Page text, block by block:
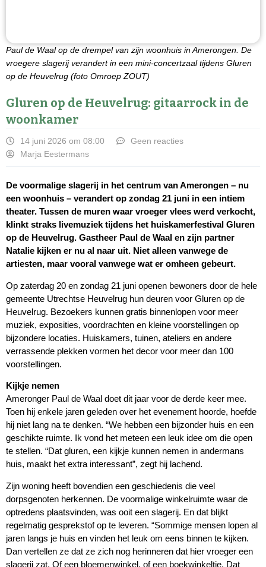
Paul de Waal op de drempel van zijn woonhuis in Amerongen. De
vroegere slagerij verandert in een mini-concertzaal tijdens Gluren
op de Heuvelrug (foto Omroep ZOUT)
Gluren op de Heuvelrug: gitaarrock in de
woonkamer
14 juni 2026 om 08:00
Geen reacties
Marja Eestermans
De voormalige slagerij in het centrum van Amerongen – nu
een woonhuis – verandert op zondag 21 juni in een intiem
theater. Tussen de muren waar vroeger vlees werd verkocht,
klinkt straks livemuziek tijdens het huiskamerfestival Gluren
op de Heuvelrug. Gastheer Paul de Waal en zijn partner
Natalie kijken er nu al naar uit. Niet alleen vanwege de
artiesten, maar vooral vanwege wat er omheen gebeurt.
Op zaterdag 20 en zondag 21 juni openen bewoners door de hele
gemeente Utrechtse Heuvelrug hun deuren voor Gluren op de
Heuvelrug. Bezoekers kunnen gratis binnenlopen voor meer
muziek, exposities, voordrachten en kleine voorstellingen op
bijzondere locaties. Huiskamers, tuinen, ateliers en andere
verrassende plekken vormen het decor voor meer dan 100
voorstellingen.
Kijkje nemen
Ameronger Paul de Waal doet dit jaar voor de derde keer mee.
Toen hij enkele jaren geleden over het evenement hoorde, hoefde
hij niet lang na te denken. “We hebben een bijzonder huis en een
geschikte ruimte. Ik vond het meteen een leuk idee om die open
te stellen. “Dat gluren, een kijkje kunnen nemen in andermans
huis, maakt het extra interessant”, zegt hij lachend.
Zijn woning heeft bovendien een geschiedenis die veel
dorpsgenoten herkennen. De voormalige winkelruimte waar de
optredens plaatsvinden, was ooit een slagerij. En dat blijkt
regelmatig gesprekstof op te leveren. “Sommige mensen lopen al
jaren langs je huis en vinden het leuk om eens binnen te kijken.
Dan vertellen ze dat ze zich nog herinneren dat hier vroeger een
slagerij zat. Of een bloemenwinkel, of een boekwinkeltje. Dat